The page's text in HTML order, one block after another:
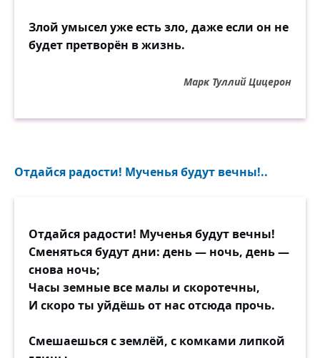
Злой умысел уже есть зло, даже если он не
будет претворён в жизнь.
Марк Туллий Цицерон
Отдайся радости! Мученья будут вечны!..
Отдайся радости! Мученья будут вечны!
Сменяться будут дни: день — ночь, день —
снова ночь;
Часы земные все малы и скоротечны,
И скоро ты уйдёшь от нас отсюда прочь.
Смешаешься с землёй, с комками липкой